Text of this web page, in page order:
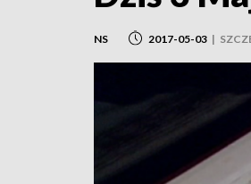
NS 2017-05-03 |